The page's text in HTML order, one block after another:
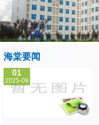
海棠要闻
01
2025-09